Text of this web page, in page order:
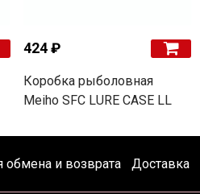
424 ₽
Коробка рыболовная
Meiho SFC LURE CASE LL
обмена и возврата Доставка